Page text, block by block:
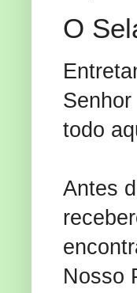
O
todo
Antes
Nosso